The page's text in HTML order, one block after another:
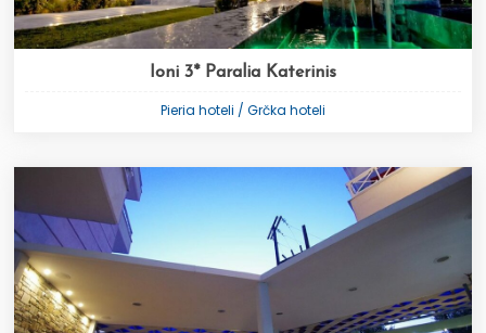
Ioni 3* Paralia Katerinis
Pieria hoteli / Grčka hoteli